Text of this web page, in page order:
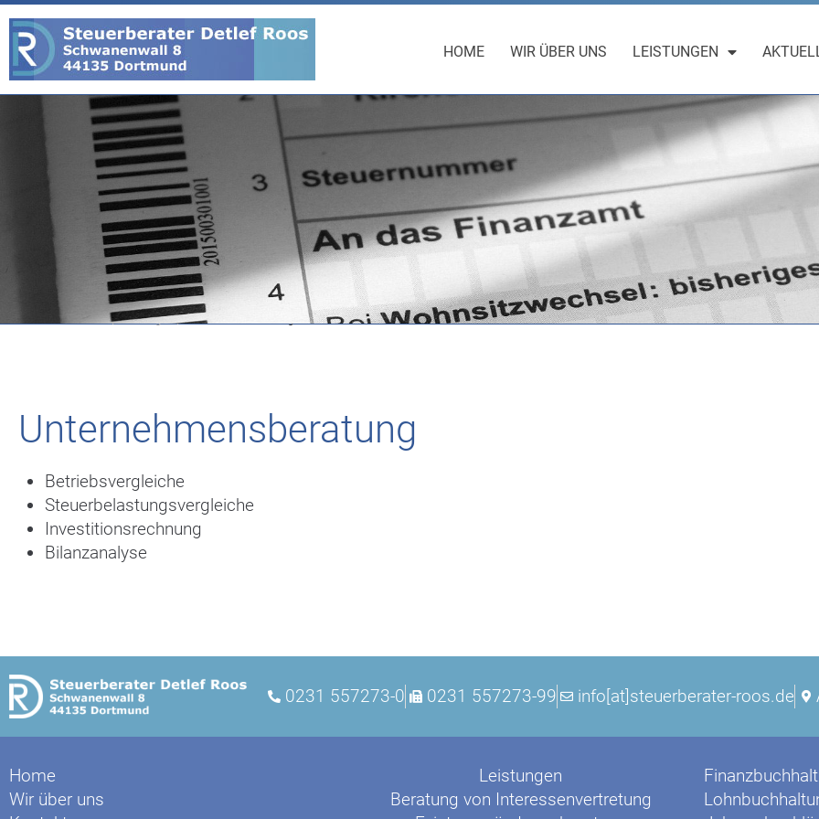
HOME WIR ÜBER UNS LEISTUNGEN
Home / Leistungen / Unternehmensberatung
Unternehmensberatung
Betriebsvergleiche
Steuerbelastungsvergleiche
Investitionsrechnung
Bilanzanalyse
0231 557273-0 0231 557273-99 info[at]steuerberater-roos.de
Home
Wir über uns
Leistungen
Beratung von Interessenvertretung